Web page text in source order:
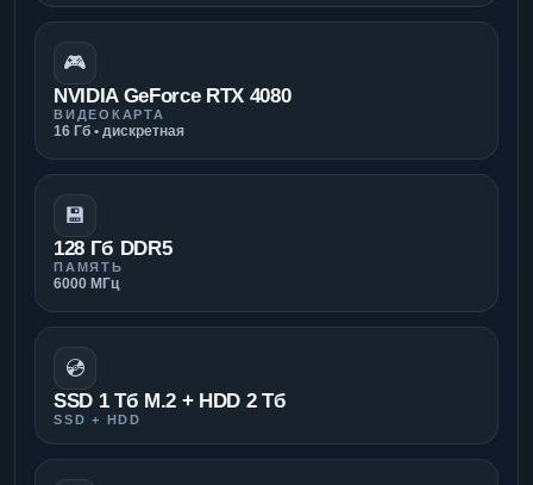
🎮
NVIDIA GeForce RTX 4080
ВИДЕОКАРТА
16 Гб • дискретная
💾
128 Гб DDR5
ПАМЯТЬ
6000 МГц
💿
SSD 1 Тб M.2 + HDD 2 Тб
SSD + HDD